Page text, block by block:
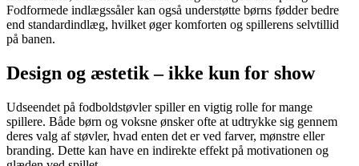
Fodformede indlægssåler kan også understøtte børns fødder bedre
end standardindlæg, hvilket øger komforten og spillerens selvtillid
på banen.
Design og æstetik – ikke kun for show
Udseendet på fodboldstøvler spiller en vigtig rolle for mange
spillere. Både børn og voksne ønsker ofte at udtrykke sig gennem
deres valg af støvler, hvad enten det er ved farver, mønstre eller
branding. Dette kan have en indirekte effekt på motivationen og